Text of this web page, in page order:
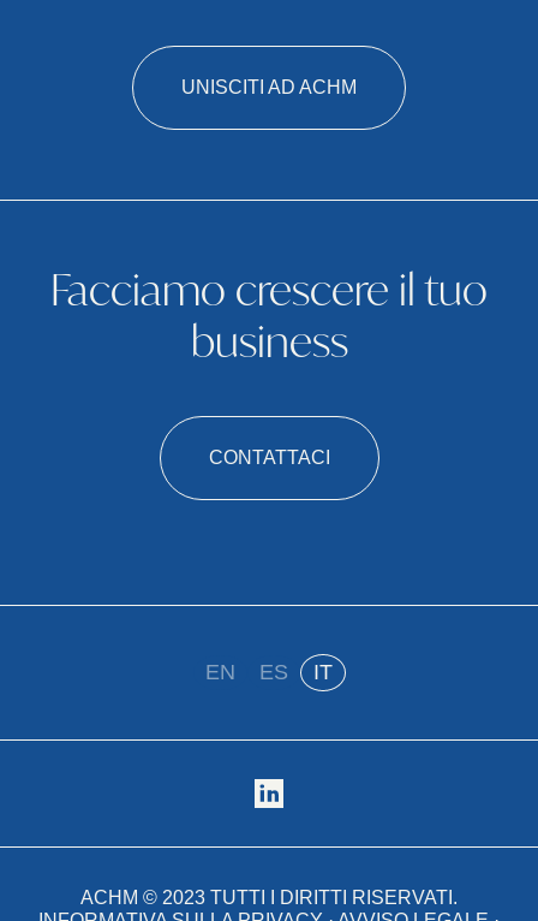
UNISCITI AD ACHM
Facciamo crescere il tuo
business
CONTATTACI
ACHM © 2023 TUTTI I DIRITTI RISERVATI.
EN ES IT